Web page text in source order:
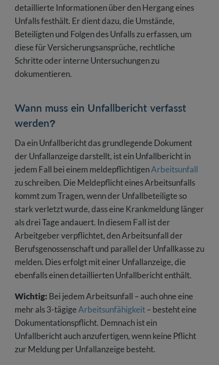
detaillierte Informationen über den Hergang eines
Unfalls festhält. Er dient dazu, die Umstände,
Beteiligten und Folgen des Unfalls zu erfassen, um
diese für Versicherungsansprüche, rechtliche
Schritte oder interne Untersuchungen zu
dokumentieren.
Wann muss ein Unfallbericht verfasst
werden?
Da ein Unfallbericht das grundlegende Dokument
der Unfallanzeige darstellt, ist ein Unfallbericht in
jedem Fall bei einem meldepflichtigenArbeitsunfall
zu schreiben. Die Meldepflicht eines Arbeitsunfalls
kommt zum Tragen, wenn der Unfallbeteiligte so
stark verletzt wurde, dass eine Krankmeldung länger
als drei Tage andauert. In diesem Fall ist der
Arbeitgeber verpflichtet, den Arbeitsunfall der
Berufsgenossenschaft und parallel der Unfallkasse zu
melden. Dies erfolgt mit einer Unfallanzeige, die
ebenfalls einen detaillierten Unfallbericht enthält.
Wichtig: Bei jedem Arbeitsunfall – auch ohne eine
mehr als 3-tägigeArbeitsunfähigkeit– besteht eine
Dokumentationspflicht. Demnach ist ein
Unfallbericht auch anzufertigen, wenn keine Pflicht
zur Meldung per Unfallanzeige besteht.